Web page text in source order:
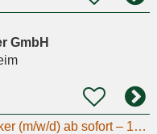
GmbH
Lagerhelfer / Verpacker (m/w/d) ab sofort – 18,00 € / Std. + Bonus